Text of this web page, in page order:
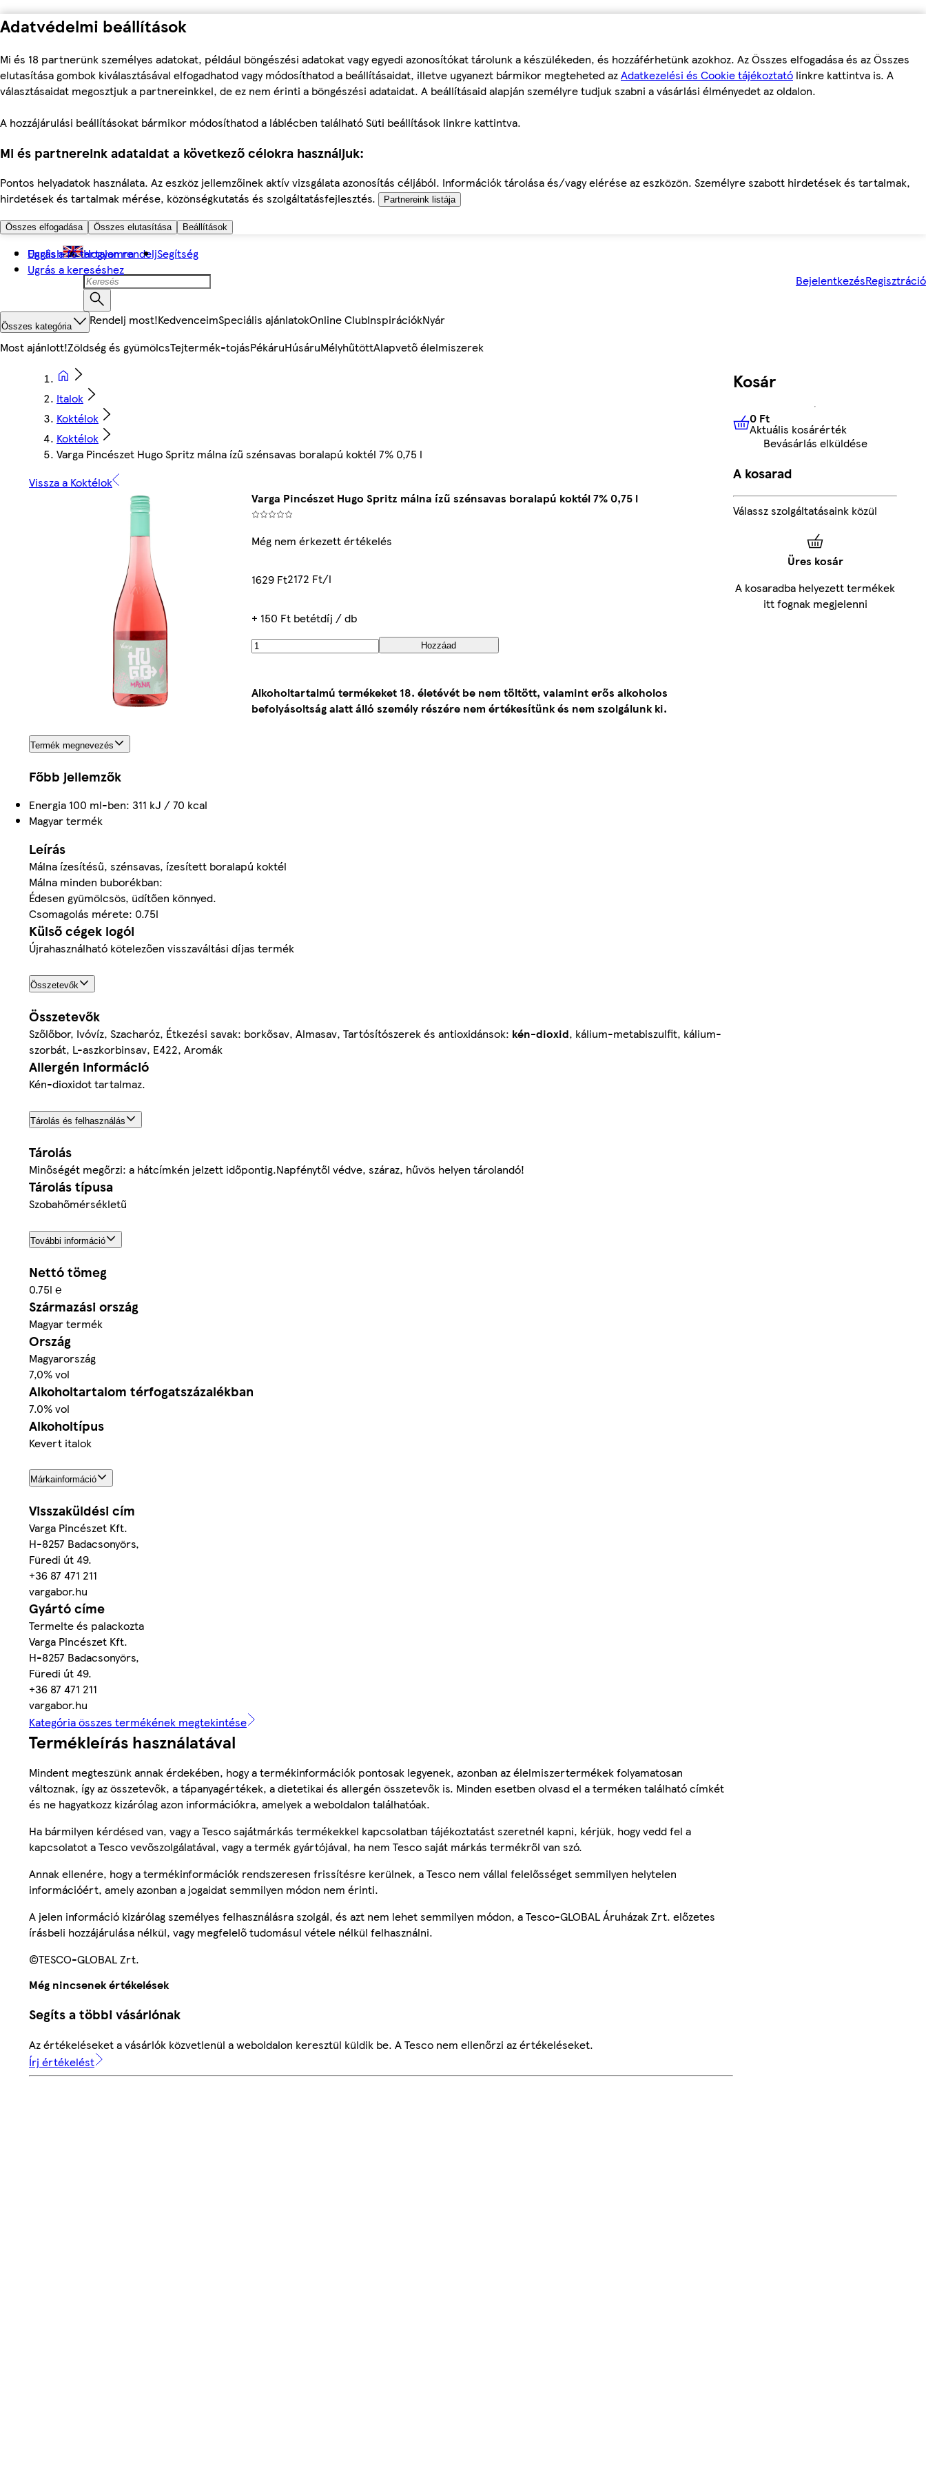
Adatvédelmi beállítások
Mi és 18 partnerünk személyes adatokat, például böngészési adatokat vagy egyedi azonosítókat tárolunk a készülékeden, és hozzáférhetünk azokhoz. Az Összes elfogadása és az Összes
elutasítása gombok kiválasztásával elfogadhatod vagy módosíthatod a beállításaidat, illetve ugyanezt bármikor megteheted azAdatkezelési és Cookie tájékoztató linkre kattintva is. A
választásaidat megosztjuk a partnereinkkel, de ez nem érinti a böngészési adataidat. A beállításaid alapján személyre tudjuk szabni a vásárlási élményedet az oldalon.
A hozzájárulási beállításokat bármikor módosíthatod a láblécben található Süti beállítások linkre kattintva.
Mi és partnereink adataidat a következő célokra használjuk:
Pontos helyadatok használata. Az eszköz jellemzőinek aktív vizsgálata azonosítás céljából. Információk tárolása és/vagy elérése az eszközön. Személyre szabott hirdetések és tartalmak,
hirdetések és tartalmak mérése, közönségkutatás és szolgáltatásfejlesztés.
Partnereink listája
Összes elfogadása Összes elutasítása Beállítások
Ugrás a fő tartalomra
Ugrás a kereséshez
English Hogyan rendeljSegítség
BejelentkezésRegisztráció
Összes kategória Rendelj most!KedvenceimSpeciális ajánlatokOnline ClubInspirációkNyár
Most ajánlott!Zöldség és gyümölcsTejtermék-tojásPékáruHúsáruMélyhűtöttAlapvető élelmiszerek
Italok
Koktélok
Koktélok
Varga Pincészet Hugo Spritz málna ízű szénsavas boralapú koktél 7% 0,75 l
Vissza a Koktélok
Varga Pincészet Hugo Spritz málna ízű szénsavas boralapú koktél 7% 0,75 l
Még nem érkezett értékelés
1629 Ft2172 Ft/l
+ 150 Ft betétdíj / db
Hozzáad
Alkoholtartalmú termékeket 18. életévét be nem töltött, valamint erős alkoholos
befolyásoltság alatt álló személy részére nem értékesítünk és nem szolgálunk ki.
Termék megnevezés
Főbb jellemzők
Energia 100 ml-ben: 311 kJ / 70 kcal
Magyar termék
Leírás
Málna ízesítésű, szénsavas, ízesített boralapú koktél
Málna minden buborékban:
Édesen gyümölcsös, üdítően könnyed.
Csomagolás mérete: 0.75l
Külső cégek logói
Újrahasználható kötelezően visszaváltási díjas termék
Összetevők
Összetevők
Szőlőbor, Ivóvíz, Szacharóz, Étkezési savak: borkősav, Almasav, Tartósítószerek és antioxidánsok: kén-dioxid, kálium-metabiszulfit, kálium-
szorbát, L-aszkorbinsav, E422, Aromák
Allergén információ
Kén-dioxidot tartalmaz.
Tárolás és felhasználás
Tárolás
Minőségét megőrzi: a hátcímkén jelzett időpontig.Napfénytől védve, száraz, hűvös helyen tárolandó!
Tárolás típusa
Szobahőmérsékletű
További információ
Nettó tömeg
0.75l ℮
Származási ország
Magyar termék
Ország
Magyarország
7,0% vol
Alkoholtartalom térfogatszázalékban
7.0% vol
Alkoholtípus
Kevert italok
Márkainformáció
Visszaküldési cím
Varga Pincészet Kft.
H-8257 Badacsonyörs,
Füredi út 49.
+36 87 471 211
vargabor.hu
Gyártó címe
Termelte és palackozta
Varga Pincészet Kft.
H-8257 Badacsonyörs,
Füredi út 49.
+36 87 471 211
vargabor.hu
Kategória összes termékének megtekintése
Termékleírás használatával
Mindent megteszünk annak érdekében, hogy a termékinformációk pontosak legyenek, azonban az élelmiszertermékek folyamatosan
változnak, így az összetevők, a tápanyagértékek, a dietetikai és allergén összetevők is. Minden esetben olvasd el a terméken található címkét
és ne hagyatkozz kizárólag azon információkra, amelyek a weboldalon találhatóak.
Ha bármilyen kérdésed van, vagy a Tesco sajátmárkás termékekkel kapcsolatban tájékoztatást szeretnél kapni, kérjük, hogy vedd fel a
kapcsolatot a Tesco vevőszolgálatával, vagy a termék gyártójával, ha nem Tesco saját márkás termékről van szó.
Annak ellenére, hogy a termékinformációk rendszeresen frissítésre kerülnek, a Tesco nem vállal felelősséget semmilyen helytelen
információért, amely azonban a jogaidat semmilyen módon nem érinti.
A jelen információ kizárólag személyes felhasználásra szolgál, és azt nem lehet semmilyen módon, a Tesco-GLOBAL Áruházak Zrt. előzetes
írásbeli hozzájárulása nélkül, vagy megfelelő tudomásul vétele nélkül felhasználni.
©TESCO-GLOBAL Zrt.
Még nincsenek értékelések
Segíts a többi vásárlónak
Az értékeléseket a vásárlók közvetlenül a weboldalon keresztül küldik be. A Tesco nem ellenőrzi az értékeléseket.
Írj értékelést
Kosár
0 FtAktuális kosárérték
0 Ft
Aktuális kosárérték
Bevásárlás elküldése
A kosarad
Válassz szolgáltatásaink közül
Üres kosár
A kosaradba helyezett termékek
itt fognak megjelenni